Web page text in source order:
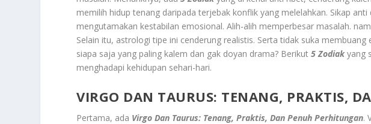
memilih hidup tenang daripada terjebak konflik yang melelahkan. Sikap
mengutamakan kestabilan emosional. Alih-alih memperbesar masalah.
Selain itu, astrologi tipe ini cenderung realistis. Serta tidak suka
siapa saja yang paling kalem dan gak doyan drama? Berikut5 Zodiakyang
menghadapi kehidupan sehari-hari.
VIRGO DAN TAURUS: TENANG, PRAKTIS,
Pertama, ada Virgo Dan Taurus: Tenang, Praktis, Dan Penuh Perhitungan.